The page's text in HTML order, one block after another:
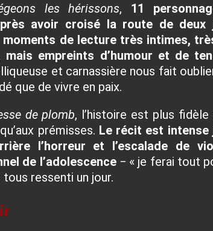
les hérissons, 11
avoir croisé la route de deux
moments de lecture très intimes,
mais empreints d’humour et de
et carnassière nous fait
que de vivre en paix.
de plomb, l’histoire est plus
prémisses. Le récit est intense
l’horreur et l’escalade de
de l’adolescence− « je ferai tout
tous ressenti un jour.